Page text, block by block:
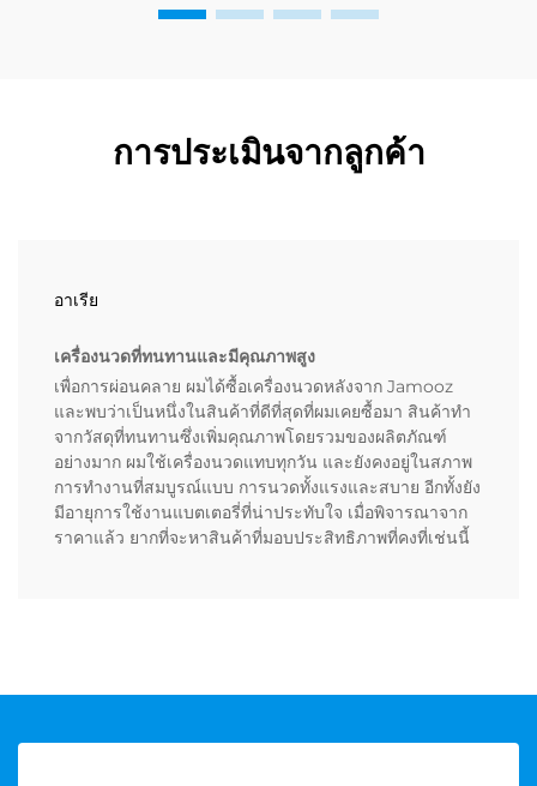
การประเมินจากลูกค้า
อาเรีย
เครื่องนวดที่ทนทานและมีคุณภาพสูง
เพื่อการผ่อนคลาย ผมได้ซื้อเครื่องนวดหลังจาก Jamooz
และพบว่าเป็นหนึ่งในสินค้าที่ดีที่สุดที่ผมเคยซื้อมา สินค้าทำ
จากวัสดุที่ทนทานซึ่งเพิ่มคุณภาพโดยรวมของผลิตภัณฑ์
อย่างมาก ผมใช้เครื่องนวดแทบทุกวัน และยังคงอยู่ในสภาพ
การทำงานที่สมบูรณ์แบบ การนวดทั้งแรงและสบาย อีกทั้งยัง
มีอายุการใช้งานแบตเตอรี่ที่น่าประทับใจ เมื่อพิจารณาจาก
ราคาแล้ว ยากที่จะหาสินค้าที่มอบประสิทธิภาพที่คงที่เช่นนี้